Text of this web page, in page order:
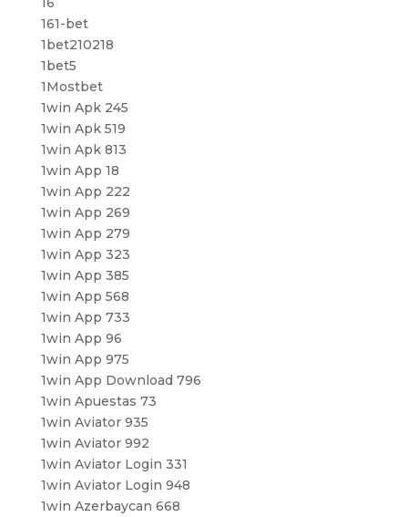
161-bet
1bet210218
1bet5
1Mostbet
1win Apk 245
1win Apk 519
1win Apk 813
1win App 18
1win App 222
1win App 269
1win App 279
1win App 323
1win App 385
1win App 568
1win App 733
1win App 96
1win App 975
1win App Download 796
1win Apuestas 73
1win Aviator 935
1win Aviator 992
1win Aviator Login 331
1win Aviator Login 948
1win Azerbaycan 668